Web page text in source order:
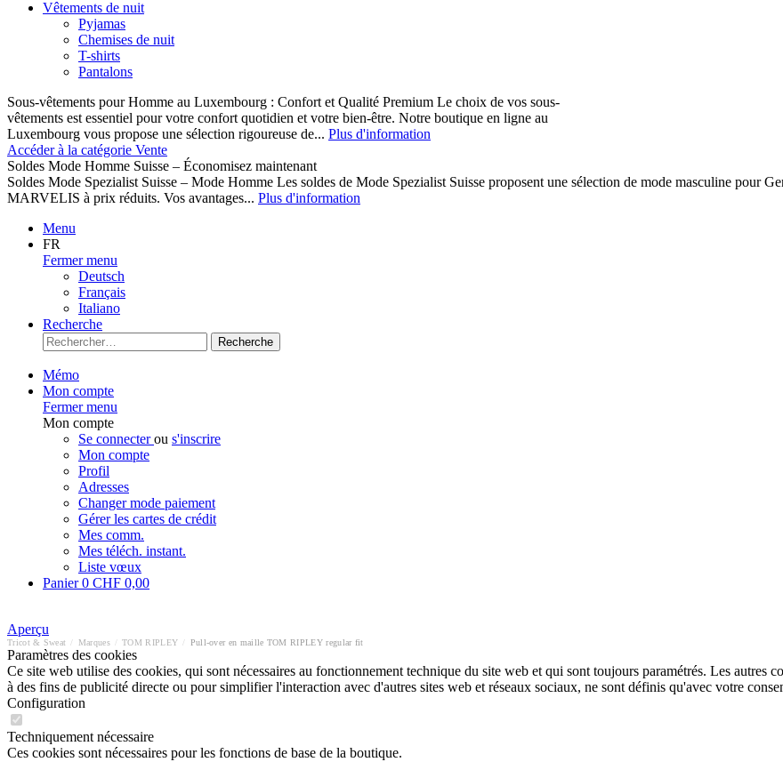
Vêtements de nuit
Pyjamas
Chemises de nuit
T-shirts
Pantalons
Sous-vêtements pour Homme au Luxembourg : Confort et Qualité Premium Le choix de vos sous-
vêtements est essentiel pour votre confort quotidien et votre bien-être. Notre boutique en ligne au
Luxembourg vous propose une sélection rigoureuse de... Plus d'information
Accéder à la catégorie Vente
Soldes Mode Homme Suisse – Économisez maintenant
Soldes Mode Spezialist Suisse – Mode Homme Les soldes de Mode Spezialist Suisse proposent une sélection de mode masculine
MARVELIS à prix réduits. Vos avantages... Plus d'information
Menu
FR
Fermer menu
Deutsch
Français
Italiano
Recherche
Recherche
Mémo
Mon compte
Fermer menu
Mon compte
Se connecterou s'inscrire
Mon compte
Profil
Adresses
Changer mode paiement
Gérer les cartes de crédit
Mes comm.
Mes téléch. instant.
Liste vœux
Panier0 CHF 0,00
Aperçu
Tricot & Sweat Marques TOM RIPLEY Pull-over en maille TOM RIPLEY regular fit
Paramètres des cookies
Ce site web utilise des cookies, qui sont nécessaires au fonctionnement technique du site web et qui sont toujours paramétrés. Les autres
à des fins de publicité directe ou pour simplifier l'interaction avec d'autres sites web et réseaux sociaux, ne sont définis qu'avec votre
Configuration
Techniquement nécessaire
Ces cookies sont nécessaires pour les fonctions de base de la boutique.